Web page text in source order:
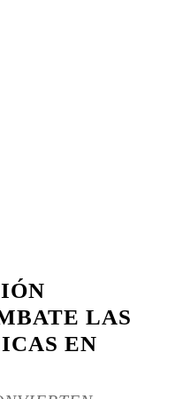
LAS
EN